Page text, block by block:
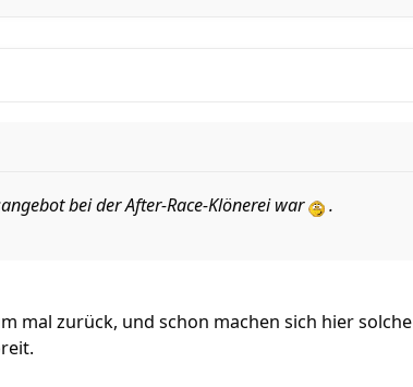
bei der After-Race-Klönerei war
.
mal zurück, und schon machen sich hier solche